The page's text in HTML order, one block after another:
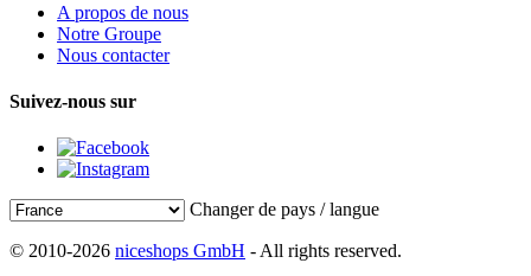
A propos de nous
Notre Groupe
Nous contacter
Suivez-nous sur
Changer de pays / langue
© 2010-2026 niceshops GmbH - All rights reserved.